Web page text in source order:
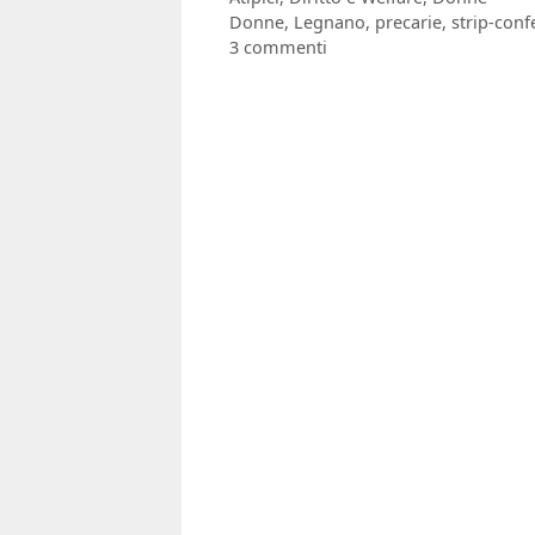
Tag
Donne, Legnano, precarie, strip-
3 commenti